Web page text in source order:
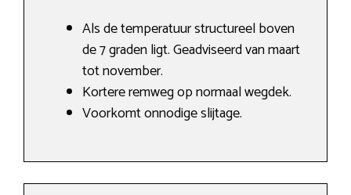
Als de temperatuur structureel boven
de 7 graden ligt. Geadviseerd van maart
tot november.
Kortere remweg op normaal wegdek.
Voorkomt onnodige slijtage.